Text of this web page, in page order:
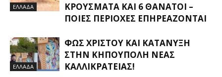
ΕΛΛΑΔΑ
ΚΡΟΎΣΜΑΤΑ ΚΑΙ 6 ΘΆΝΑΤΟΙ –
ΠΟΙΕΣ ΠΕΡΙΟΧΈΣ ΕΠΗΡΕΆΖΟΝΤΑΙ
ΕΛΛΑΔΑ
ΦΩΣ ΧΡΙΣΤΟΎ ΚΑΙ ΚΑΤΆΝΥΞΗ
ΣΤΗΝ ΚΗΠΟΎΠΟΛΗ ΝΈΑΣ
ΚΑΛΛΙΚΡΆΤΕΙΑΣ!